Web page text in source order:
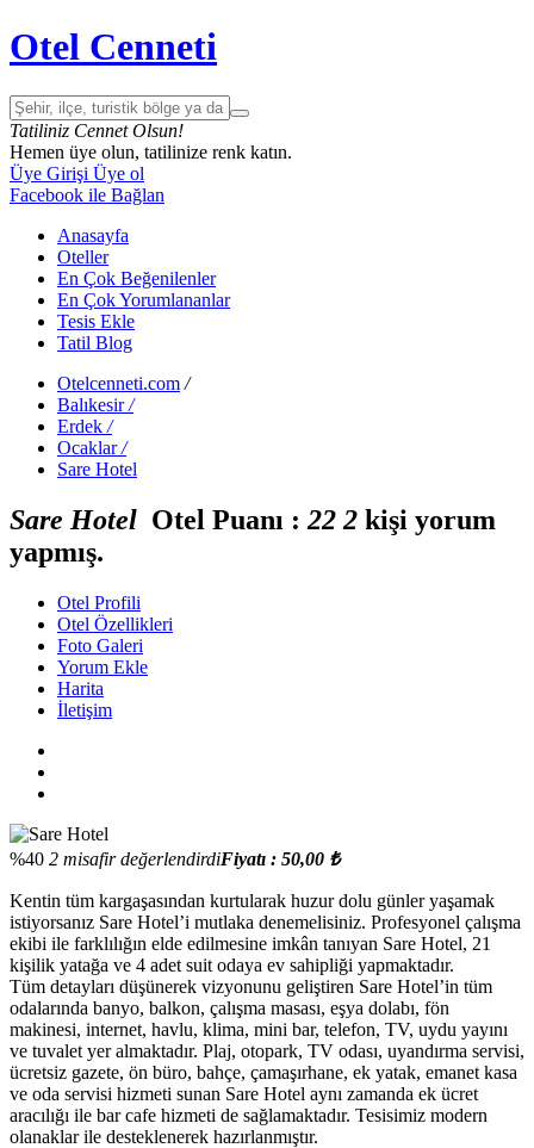
Otel Cenneti
Tatiliniz Cennet Olsun!
Hemen üye olun, tatilinize renk katın.
Üye Girişi Üye ol
Facebook ile Bağlan
Anasayfa
Oteller
En Çok Beğenilenler
En Çok Yorumlananlar
Tesis Ekle
Tatil Blog
Otelcenneti.com /
Balıkesir /
Erdek /
Ocaklar /
Sare Hotel
Sare Hotel Otel Puanı : 22 2 kişi yorum
yapmış.
Otel Profili
Otel Özellikleri
Foto Galeri
Yorum Ekle
Harita
İletişim
%40 2 misafir değerlendirdiFiyatı : 50,00 ₺
Kentin tüm kargaşasından kurtularak huzur dolu günler yaşamak
istiyorsanız Sare Hotel’i mutlaka denemelisiniz. Profesyonel çalışma
ekibi ile farklılığın elde edilmesine imkân tanıyan Sare Hotel, 21
kişilik yatağa ve 4 adet suit odaya ev sahipliği yapmaktadır.
Tüm detayları düşünerek vizyonunu geliştiren Sare Hotel’in tüm
odalarında banyo, balkon, çalışma masası, eşya dolabı, fön
makinesi, internet, havlu, klima, mini bar, telefon, TV, uydu yayını
ve tuvalet yer almaktadır. Plaj, otopark, TV odası, uyandırma servisi,
ücretsiz gazete, ön büro, bahçe, çamaşırhane, ek yatak, emanet kasa
ve oda servisi hizmeti sunan Sare Hotel aynı zamanda ek ücret
aracılığı ile bar cafe hizmeti de sağlamaktadır. Tesisimiz modern
olanaklar ile desteklenerek hazırlanmıştır.